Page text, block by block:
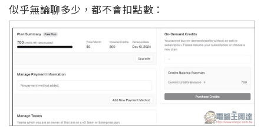
似乎無論聊多少，都不會扣點數：